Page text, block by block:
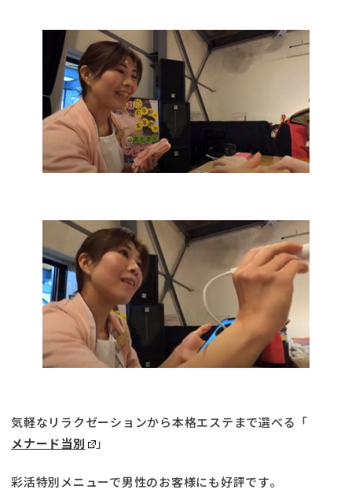
気軽なリラクゼーションから本格エステまで選べる「
メナード当別
」
彩活特別メニューで男性のお客様にも好評です。